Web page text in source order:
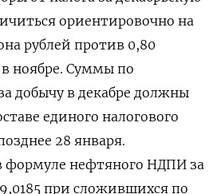
ориентировочно на
рублей против 0,80
ноябре. Суммы по
добычу в декабре должны
единого налогового
28 января.
нефтяного НДПИ за
при сложившихся по